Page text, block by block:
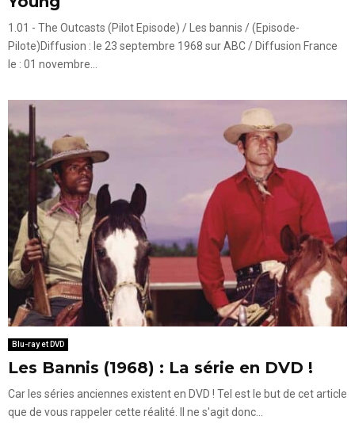
1.01 - The Outcasts (Pilot Episode) / Les bannis / (Episode-
Pilote)Diffusion : le 23 septembre 1968 sur ABC / Diffusion France
le : 01 novembre...
Blu-ray et DVD
Les Bannis (1968) : La série en DVD !
Car les séries anciennes existent en DVD ! Tel est le but de cet article
que de vous rappeler cette réalité. Il ne s'agit donc...